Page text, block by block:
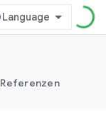
Referenzen